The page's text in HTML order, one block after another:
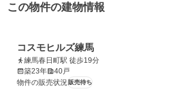
この物件の建物情報
コスモヒルズ練馬
練馬春日町駅 徒歩19分
築23年
40戸
物件の販売状況販売待ち